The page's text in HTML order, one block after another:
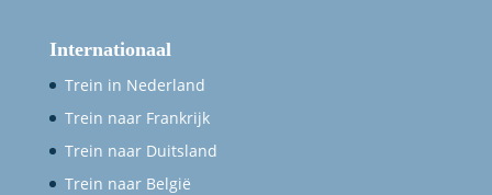
Internationaal
Trein in Nederland
Trein naar Frankrijk
Trein naar Duitsland
Trein naar België